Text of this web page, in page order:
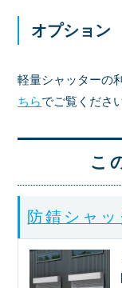
オプション
軽量シャッターの
ちらでご覧ください
こ
防錆シャ